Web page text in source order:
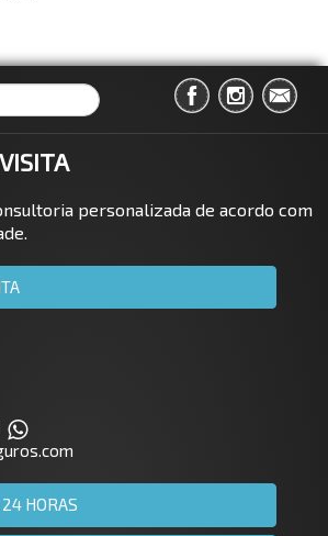
personalizada de acordo com
HORAS